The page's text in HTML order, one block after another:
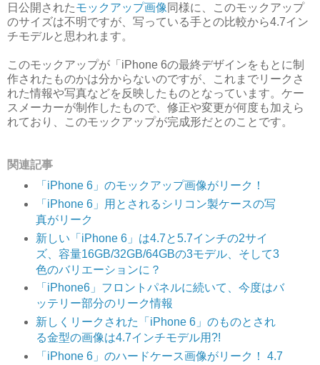
日公開されたモックアップ画像同様に、このモックアップ
のサイズは不明ですが、写っている手との比較から4.7イン
チモデルと思われます。
このモックアップが「iPhone 6の最終デザインをもとに制
作されたものかは分からないのですが、これまでリークさ
れた情報や写真などを反映したものとなっています。ケー
スメーカーが制作したもので、修正や変更が何度も加えら
れており、このモックアップが完成形だとのことです。
関連記事
「iPhone 6」のモックアップ画像がリーク！
「iPhone 6」用とされるシリコン製ケースの写
真がリーク
新しい「iPhone 6」は4.7と5.7インチの2サイ
ズ、容量16GB/32GB/64GBの3モデル、そして3
色のバリエーションに？
「iPhone6」フロントパネルに続いて、今度はバ
ッテリー部分のリーク情報
新しくリークされた「iPhone 6」のものとされ
る金型の画像は4.7インチモデル用?!
「iPhone 6」のハードケース画像がリーク！ 4.7